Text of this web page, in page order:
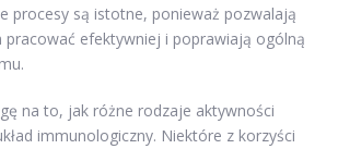
procesy są istotne, ponieważ pozwalają
efektywniej i poprawiają ogólną
na to, jak różne rodzaje aktywności
immunologiczny. Niektóre z korzyści